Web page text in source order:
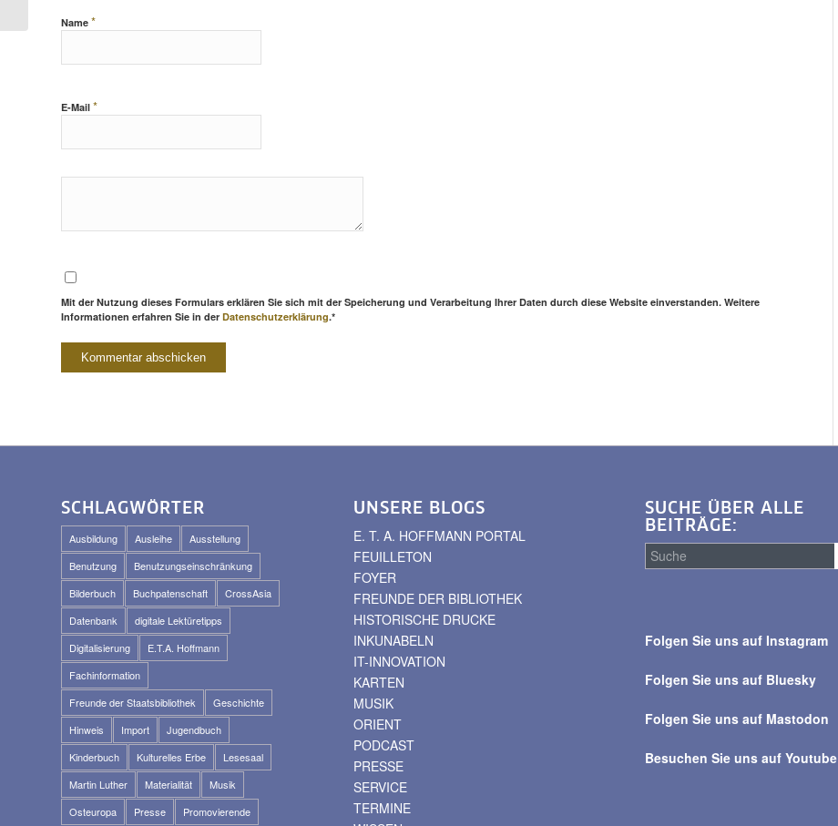
Name *
E-Mail *
Mit der Nutzung dieses Formulars erklären Sie sich mit der Speicherung und Verarbeitung Ihrer Daten durch diese Website einverstanden. Weitere
Informationen erfahren Sie in der Datenschutzerklärung.*
SCHLAGWÖRTER
Ausbildung Ausleihe
Ausstellung
Benutzung
Benutzungseinschränkung
Bilderbuch
Buchpatenschaft
CrossAsia
Datenbank
digitale Lektüretipps
Digitalisierung
E.T.A. Hoffmann
Fachinformation
Freunde der Staatsbibliothek
Geschichte
Hinweis
Import
Jugendbuch
Kinderbuch
Kulturelles Erbe
Lesesaal
Martin Luther
Materialität
Musik
Osteuropa
Presse Promovierende
UNSERE BLOGS
E. T. A. HOFFMANN PORTAL
FEUILLETON
FOYER
FREUNDE DER BIBLIOTHEK
HISTORISCHE DRUCKE
INKUNABELN
IT-INNOVATION
KARTEN
MUSIK
ORIENT
PODCAST
PRESSE
SERVICE
TERMINE
SUCHE ÜBER ALLE
BEITRÄGE:
alle
Folgen Sie uns auf Instagram
Folgen Sie uns auf Bluesky
Folgen Sie uns auf Mastodon
Besuchen Sie uns auf Youtube